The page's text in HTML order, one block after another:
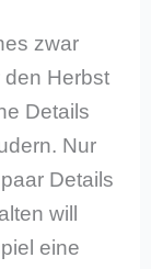
zwar
den Herbst
Details
Nur
Details
will
eine